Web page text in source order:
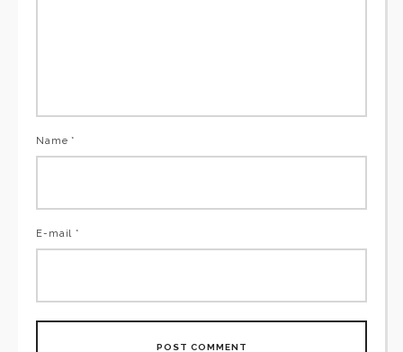
Name *
E-mail *